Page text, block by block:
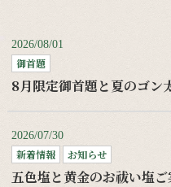
2026/08/01
御首題
8月限定御首題と夏のゴン
2026/07/30
新着情報 お知らせ
五色塩と黄金のお祓い塩ご